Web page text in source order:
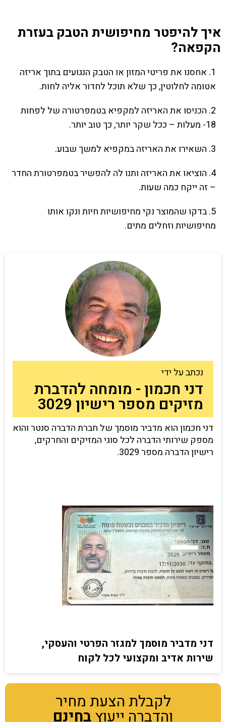
איך להיפטר מחיפושית הטבק בעזרת
הקפאה?
1. אחסנו את פריטי המזון או הטבק הנגועים בתוך אריזה
אטומה לחלוטין, כך שלא תוכל לחדור אליה לחות.
2. הכניסו את האריזה למקפיא בטמפרטורה של לפחות
18- מעלות – ככל שקר יותר, כך טוב יותר.
3. השאירו את האריזה במקפיא למשך שבוע.
4. הוציאו את האריזה ותנו לה להפשיר בטמפרטורת החדר
– זה ייקח כמה שעות.
5. בדקו שהמוצר נקי מחיפושיות חיות ונקו אותו
מחיפושיות וזחלים מתים.
נכתב על ידי
דני חכמון - מומחה להדברת
מזיקים מספר רישיון 3029
דני חכמון הוא מדביר מוסמך של חברת הדברה סנטר והוא
מספק שירותי הדברה לכל סוגי המזיקים והחרקים,
רישיון הדברה מספר 3029.
דני מדביר מוסמך למגזר הפרטי והעסקי,
שירות אדיב ומקצועי לכל לקוח
לקבלת הצעת מחיר
והדברה ייעוץבחינם